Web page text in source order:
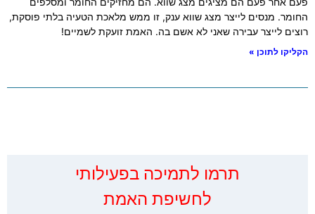
החומר. מנסים לייצר מצג שווא ענק, זו ממש מלאכת הטעיה בלתי פוסקת,
רוצים לייצר עבירה שאני לא אשם בה. האמת זועקת לשמיים!
הקליקו לתוכן »
‏תרמו לתמיכה בפעילותי
לחשיפת האמת